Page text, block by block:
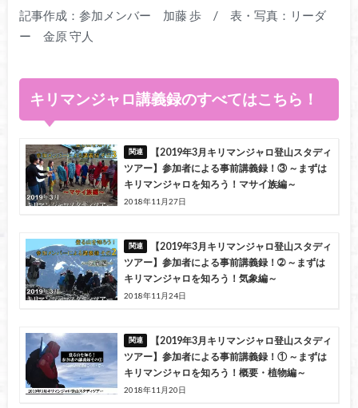
記事作成：参加メンバー 加藤 歩 / 表・写真：リーダ
ー 金原 守人
キリマンジャロ講義録のすべてはこちら！
【2019年3月キリマンジャロ登山スタディ
ツアー】参加者による事前講義録！③ ～まずは
キリマンジャロを知ろう！マサイ族編～
2018年11月27日
【2019年3月キリマンジャロ登山スタディ
ツアー】参加者による事前講義録！➁ ～まずは
キリマンジャロを知ろう！気象編～
2018年11月24日
【2019年3月キリマンジャロ登山スタディ
ツアー】参加者による事前講義録！① ～まずは
キリマンジャロを知ろう！概要・植物編～
2018年11月20日